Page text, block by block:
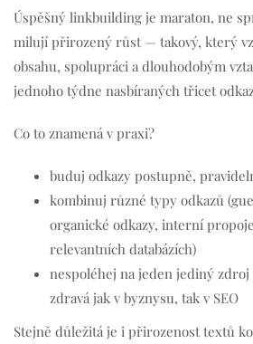
Úspěšný linkbuilding je maraton, ne
milují přirozený růst — takový, který
obsahu, spolupráci a dlouhodobým
jednoho týdne nasbíraných třicet
Co to znamená v praxi?
buduj odkazy postupně,
kombinuj různé typy odkazů
organické odkazy, interní
relevantních databázích)
nespoléhej na jeden jediný
zdravá jak v byznysu, tak v SEO
Stejně důležitá je i přirozenost textů